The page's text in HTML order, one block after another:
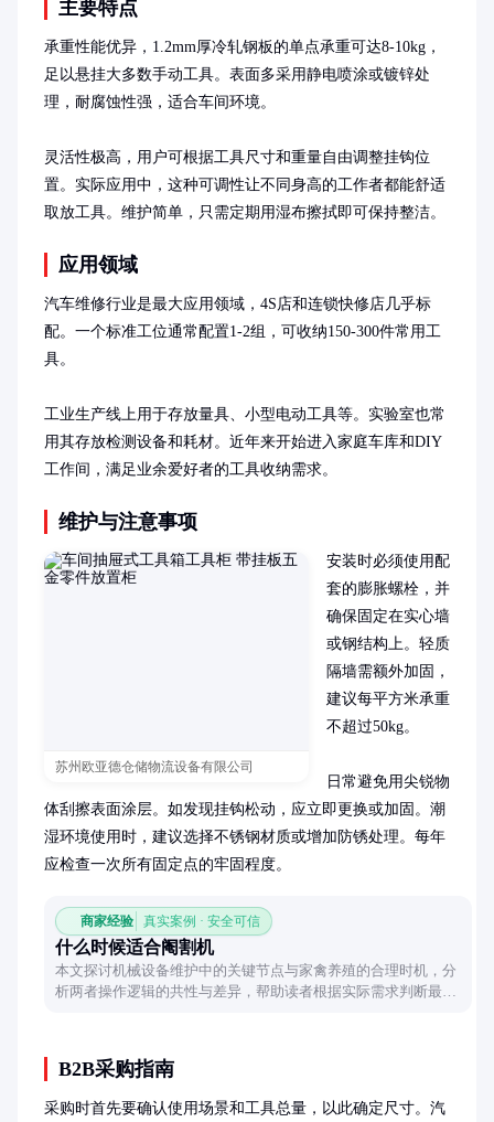
主要特点
承重性能优异，1.2mm厚冷轧钢板的单点承重可达8-10kg，
足以悬挂大多数手动工具。表面多采用静电喷涂或镀锌处
理，耐腐蚀性强，适合车间环境。
灵活性极高，用户可根据工具尺寸和重量自由调整挂钩位
置。实际应用中，这种可调性让不同身高的工作者都能舒适
取放工具。维护简单，只需定期用湿布擦拭即可保持整洁。
应用领域
汽车维修行业是最大应用领域，4S店和连锁快修店几乎标
配。一个标准工位通常配置1-2组，可收纳150-300件常用工
具。
工业生产线上用于存放量具、小型电动工具等。实验室也常
用其存放检测设备和耗材。近年来开始进入家庭车库和DIY
工作间，满足业余爱好者的工具收纳需求。
维护与注意事项
苏州欧亚德仓储物流设备有限公司
安装时必须使用配
套的膨胀螺栓，并
确保固定在实心墙
或钢结构上。轻质
隔墙需额外加固，
建议每平方米承重
不超过50kg。
日常避免用尖锐物
体刮擦表面涂层。如发现挂钩松动，应立即更换或加固。潮
湿环境使用时，建议选择不锈钢材质或增加防锈处理。每年
应检查一次所有固定点的牢固程度。
商家经验 真实案例 · 安全可信
什么时候适合阉割机
本文探讨机械设备维护中的关键节点与家禽养殖的合理时机，分
析两者操作逻辑的共性与差异，帮助读者根据实际需求判断最佳
B2B采购指南
采购时首先要确认使用场景和工具总量，以此确定尺寸。汽